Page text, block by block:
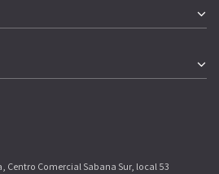
Centro Comercial Sabana Sur, local 53